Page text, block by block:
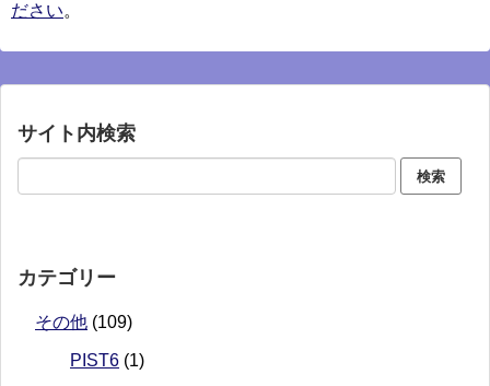
ださい。
サイト内検索
カテゴリー
その他 (109)
PIST6 (1)